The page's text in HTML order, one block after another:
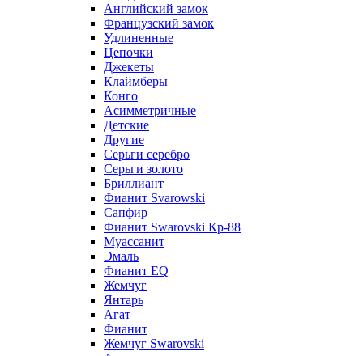
Английский замок
Французский замок
Удлиненные
Цепочки
Джекеты
Клаймберы
Конго
Асимметричные
Детские
Другие
Серьги серебро
Серьги золото
Бриллиант
Фианит Svarowski
Сапфир
Фианит Swarovski Кр-88
Муассанит
Эмаль
Фианит EQ
Жемчуг
Янтарь
Агат
Фианит
Жемчуг Swarovski